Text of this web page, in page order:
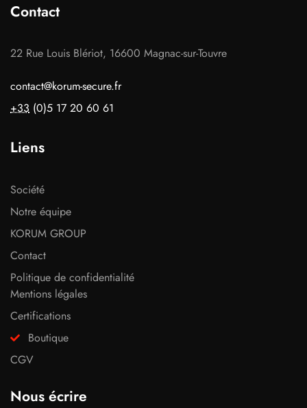
Contact
22 Rue Louis Blériot, 16600 Magnac-sur-Touvre
contact@korum-secure.fr
+33 (0)5 17 20 60 61
Liens
Société
Notre équipe
KORUM GROUP
Contact
Politique de confidentialité
Mentions légales
Certifications
Boutique
CGV
Nous écrire